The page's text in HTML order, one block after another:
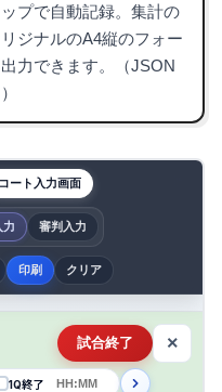
プで自動記録。集計の
ジナルのA4縦のフォー
力できます。（JSON